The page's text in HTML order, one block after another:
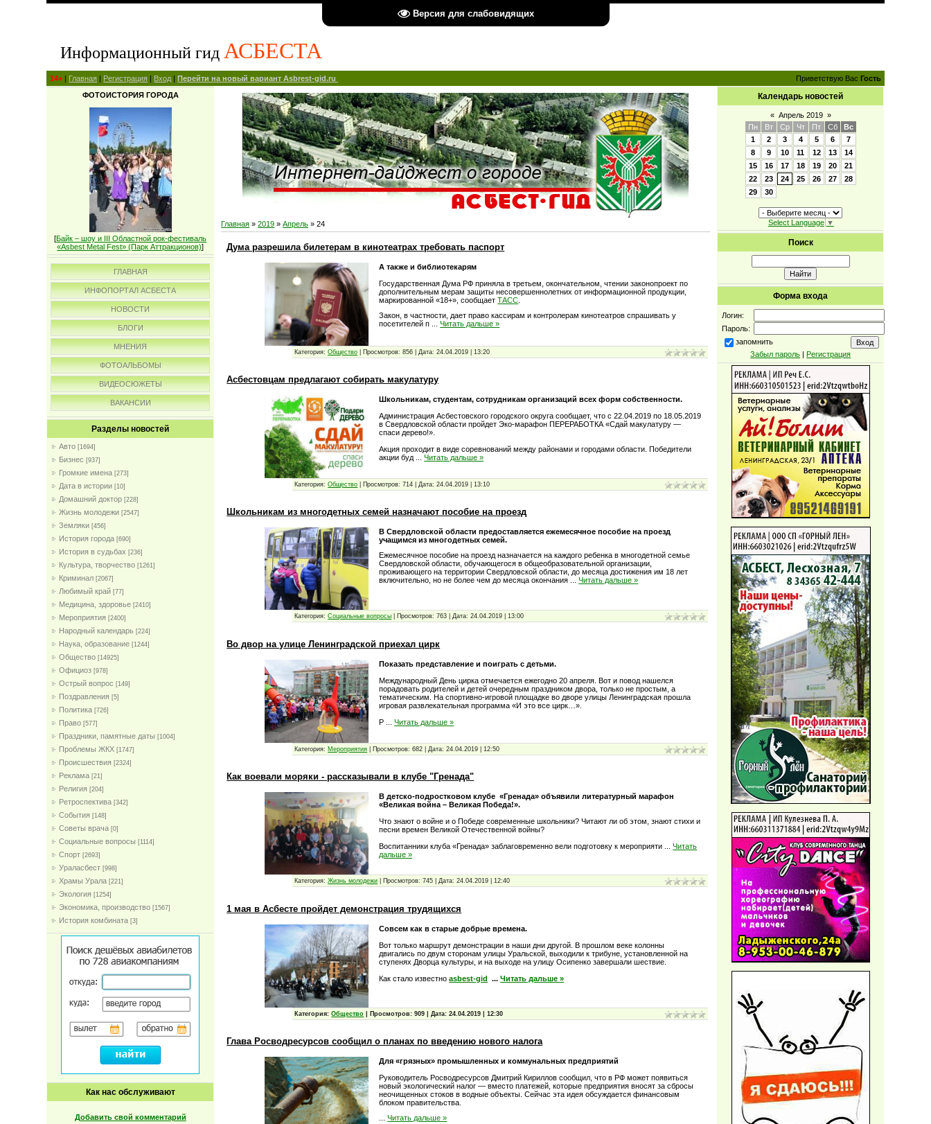
Версия для слабовидящих
Информационный гид АСБЕСТА
14+ | Главная | Регистрация | Вход |Перейти на новый вариант Asbrest-gid.ru Приветствую Вас Гость
ФОТОИСТОРИЯ ГОРОДА
[Байк – шоу и III Областной рок-фестиваль
«Asbest Metal Fest» (Парк Аттракционов)]
ГЛАВНАЯ
ИНФОПОРТАЛ АСБЕСТА
НОВОСТИ
БЛОГИ
МНЕНИЯ
ФОТОАЛЬБОМЫ
ВИДЕОСЮЖЕТЫ
ВАКАНСИИ
Разделы новостей
Авто [1694]
Бизнес [937]
Громкие имена [273]
Дата в истории [10]
Домашний доктор [228]
Жизнь молодежи [2547]
Земляки [456]
История города [690]
История в судьбах [236]
Культура, творчество [1261]
Криминал [2067]
Любимый край [77]
Медицина, здоровье [2410]
Мероприятия [2400]
Народный календарь [224]
Наука, образование [1244]
Общество [14925]
Официоз [978]
Острый вопрос [149]
Поздравления [5]
Политика [726]
Право [577]
Праздники, памятные даты [1004]
Проблемы ЖКХ [1747]
Проиcшествия [2324]
Реклама [21]
Религия [204]
Ретроспектива [342]
События [148]
Советы врача [0]
Социальные вопросы [1114]
Спорт [2693]
Ураласбест [998]
Храмы Урала [221]
Экология [1254]
Экономика, производство [1567]
История комбината [3]
Как нас обслуживают
Добавить свой комментарий
Главная »2019 » Апрель » 24
Дума разрешила билетерам в кинотеатрах требовать паспорт
А также и библиотекарям
Государственная Дума РФ приняла в третьем, окончательном, чтении законопроект по
дополнительным мерам защиты несовершеннолетних от информационной продукции,
маркированной «18+», сообщаетТАСС
Закон, в частности, дает право кассирам и контролерам кинотеатров спрашивать у
посетителей п
...Читать дальше »
Категория: Общество Просмотров: 856 Дата: 24.04.2019 |13:20
Асбестовцам предлагают собирать макулатуру
Школьникам, студентам, сотрудникам организаций всех форм собственности.
Администрация Асбестовского городского округа сообщает, что с 22.04.2019 по 18.05.2019
в Свердловской области пройдет Эко-марафон ПЕРЕРАБОТКА «Сдай макулатуру —
спаси дерево!».
Акция проходит в виде соревнований между районами и городами области. Победители
акции буд
...Читать дальше »
Категория: Общество Просмотров: 714 Дата: 24.04.2019 |13:10
Школьникам из многодетных семей назначают пособие на проезд
В Свердловской области предоставляется ежемесячное пособие на проезд
учащимся из многодетных семей.
Ежемесячное пособие на проезд назначается на каждого ребенка в многодетной семье
Свердловской области, обучающегося в общеобразовательной организации,
проживающего на территории Свердловской области, до месяца достижения им 18 лет
включительно, но не более чем до месяца окончания
...Читать дальше »
Категория: Социальные вопросы Просмотров: 763 |Дата: 24.04.2019 |13:00
Во двор на улице Ленинградской приехал цирк
Показать представление и поиграть с детьми.
Международный День цирка отмечается ежегодно 20 апреля. Вот и повод нашелся
порадовать родителей и детей очередным праздником двора, только не простым, а
тематическим. На спортивно-игровой площадке во дворе улицы Ленинградская прошла
игровая развлекательная программа «И это все цирк…».
Р
...Читать дальше »
Категория: Мероприятия Просмотров: 682 Дата: 24.04.2019 |12:50
Как воевали моряки - рассказывали в клубе "Гренада"
В детско-подростковом клубе «Гренада» объявили литературный марафон
«Великая война – Великая Победа!».
Что знают о войне и о Победе современные школьники? Читают ли об этом, знают стихи и
песни времен Великой Отечественной войны?
Воспитанники клуба «Гренада» заблаговременно вели подготовку к мероприяти
...Читать
дальше »
Категория: Жизнь молодежи Просмотров: 745 |Дата: 24.04.2019 |12:40
1 мая в Асбесте пройдет демонстрация трудящихся
Совсем как в старые добрые времена.
Вот только маршрут демонстрации в наши дни другой. В прошлом веке колонны
двигались по двум сторонам улицы Уральской, выходили к трибуне, установленной на
ступенях Дворца культуры, и на выходе на улицу Осипенко завершали шествие.
Как стало известноasbest-gid ...Читать дальше »
Категория: Общество Просмотров: 909 |Дата: 24.04.2019 |12:30
Глава Росводресурсов сообщил о планах по введению нового налога
Для «грязных» промышленных и коммунальных предприятий
Руководитель Росводресурсов Дмитрий Кириллов сообщил, что в РФ может появиться
новый экологический налог — вместо платежей, которые предприятия вносят за сбросы
неочищенных стоков в водные объекты. Сейчас эта идея обсуждается финансовым
блоком правительства.
...Читать дальше »
Календарь новостей
« Апрель 2019 »
Пн
Вт Ср Чт Пт Сб
Вс
1
2 3 4 5 6
7
8
9 10 11 12 13
14
15
16 17 18 19 20
21
22
23 24 25 26 27
28
29
30
Select Language ▼
Поиск
Форма входа
Логин:
Пароль:
запомнить
Забыл пароль | Регистрация